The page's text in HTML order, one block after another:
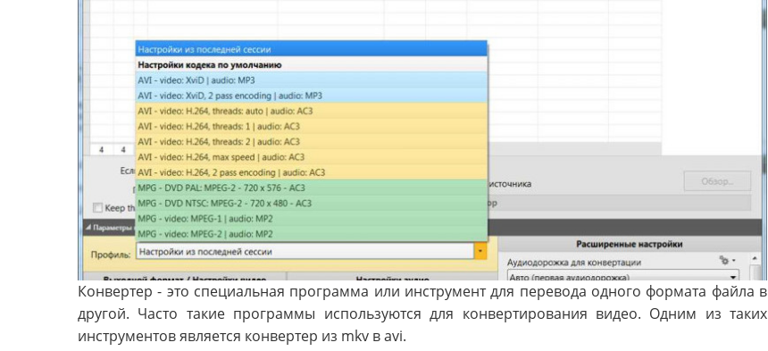
Конвертер - это специальная программа или инструмент для перевода одного формата файла в
другой. Часто такие программы используются для конвертирования видео. Одним из таких
инструментов является конвертер из mkv в avi.